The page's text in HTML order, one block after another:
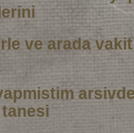
ve arada